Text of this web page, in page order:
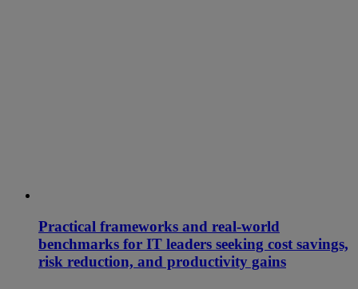
Practical frameworks and real-world
benchmarks for IT leaders seeking cost savings,
risk reduction, and productivity gains